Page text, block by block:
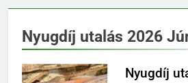
Nyugdíj utalás 2026
Nyugdíj